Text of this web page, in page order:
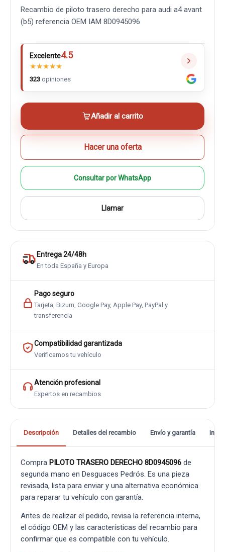
Recambio de piloto trasero derecho para audi a4 avant
(b5) referencia OEM IAM 8D0945096
Excelente4.5
★★★★★
323 opiniones
Añadir al carrito
Hacer una oferta
Consultar por WhatsApp
Llamar
Entrega 24/48h
En toda España y Europa
Pago seguro
Tarjeta, Bizum, Google Pay, Apple Pay, PayPal y
transferencia
Compatibilidad garantizada
Verificamos tu vehículo
Atención profesional
Expertos en recambios
Descripción Detalles del recambio Envío y garantía
Compra PILOTO TRASERO DERECHO 8D0945096 de
segunda mano en Desguaces Pedrós. Es una pieza
revisada, lista para enviar y una alternativa económica
para reparar tu vehículo con garantía.
Antes de realizar el pedido, revisa la referencia interna,
el código OEM y las características del recambio para
confirmar que es compatible con tu vehículo.